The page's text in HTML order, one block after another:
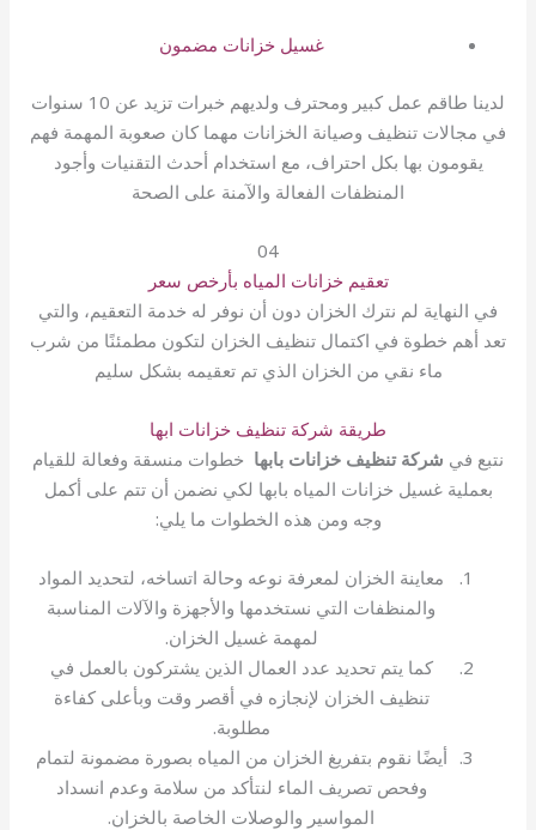
غسيل خزانات مضمون
لدينا طاقم عمل كبير ومحترف ولديهم خبرات تزيد عن 10 سنوات
في مجالات تنظيف وصيانة الخزانات مهما كان صعوبة المهمة فهم
يقومون بها بكل احتراف، مع استخدام أحدث التقنيات وأجود
المنظفات الفعالة والآمنة على الصحة
04
تعقيم خزانات المياه بأرخص سعر
في النهاية لم نترك الخزان دون أن نوفر له خدمة التعقيم، والتي
تعد أهم خطوة في اكتمال تنظيف الخزان لتكون مطمئنًا من شرب
ماء نقي من الخزان الذي تم تعقيمه بشكل سليم
طريقة شركة تنظيف خزانات ابها
نتبع في شركة تنظيف خزانات بابها خطوات منسقة وفعالة للقيام
بعملية غسيل خزانات المياه بابها لكي نضمن أن تتم على أكمل
وجه ومن هذه الخطوات ما يلي:
معاينة الخزان لمعرفة نوعه وحالة اتساخه، لتحديد المواد
والمنظفات التي نستخدمها والأجهزة والآلات المناسبة
لمهمة غسيل الخزان.
كما يتم تحديد عدد العمال الذين يشتركون بالعمل في
تنظيف الخزان لإنجازه في أقصر وقت وبأعلى كفاءة
مطلوبة.
أيضًا نقوم بتفريغ الخزان من المياه بصورة مضمونة لتمام
وفحص تصريف الماء لنتأكد من سلامة وعدم انسداد
المواسير والوصلات الخاصة بالخزان.